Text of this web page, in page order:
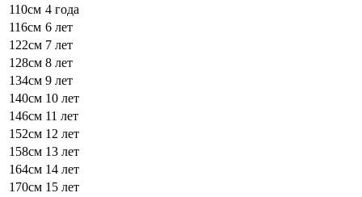
110см 4 года
116см 6 лет
122см 7 лет
128см 8 лет
134см 9 лет
140см 10 лет
146см 11 лет
152см 12 лет
158см 13 лет
164см 14 лет
170см 15 лет